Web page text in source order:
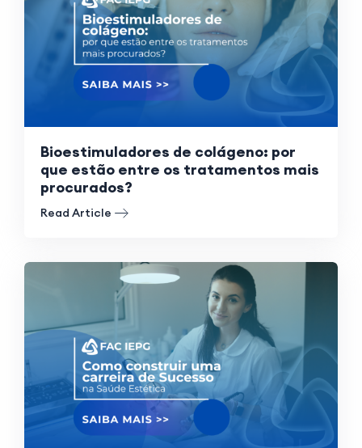
Bioestimuladores de colágeno: por
que estão entre os tratamentos mais
procurados?
Read Article